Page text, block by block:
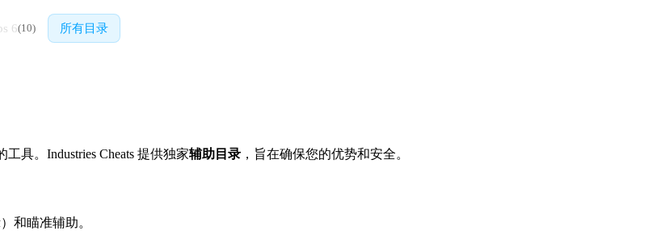
6(10) 所有目录
具。Industries Cheats 提供独家辅助目录 ，旨在确保您的优势和安全。
和瞄准辅助。